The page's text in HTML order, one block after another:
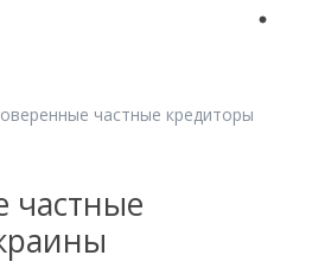
частные кредиторы
частные